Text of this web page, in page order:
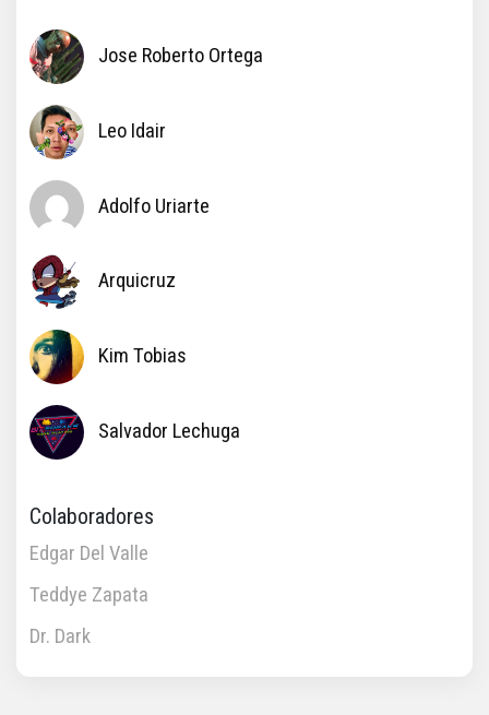
Jose Roberto Ortega
Leo Idair
Adolfo Uriarte
Arquicruz
Kim Tobias
Salvador Lechuga
Colaboradores
Edgar Del Valle
Teddye Zapata
Dr. Dark